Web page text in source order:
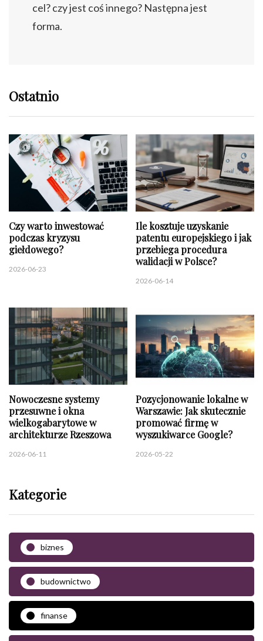
cel? czy jest coś innego? Następna jest
forma.
Ostatnio
Czy warto inwestować
podczas kryzysu
giełdowego?
2026-06-23
Ile kosztuje uzyskanie
patentu europejskiego i jak
przebiega procedura
walidacji w Polsce?
2026-06-14
Nowoczesne systemy
przesuwne i okna
wielkogabarytowe w
architekturze Rzeszowa
2026-06-11
Pozycjonowanie lokalne w
Warszawie: Jak skutecznie
promować firmę w
wyszukiwarce Google?
2026-05-22
Kategorie
biznes
budownictwo
finanse